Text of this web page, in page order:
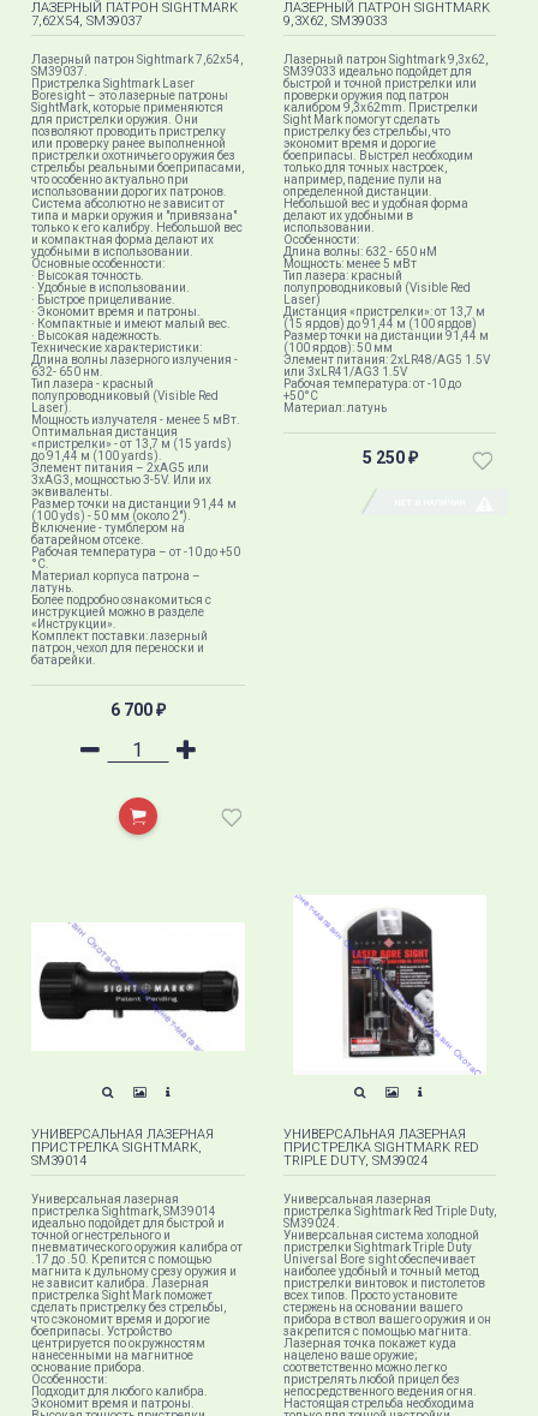
ЛАЗЕРНЫЙ ПАТРОН SIGHTMARK
7,62X54, SM39037
Лазерный патрон Sightmark 7,62x54,
SM39037.
Пристрелка Sightmark Laser
Boresight – это лазерные патроны
SightMark, которые применяются
для пристрелки оружия. Они
позволяют проводить пристрелку
или проверку ранее выполненной
пристрелки охотничьего оружия без
стрельбы реальными боеприпасами,
что особенно актуально при
использовании дорогих патронов.
Система абсолютно не зависит от
типа и марки оружия и "привязана"
только к его калибру. Небольшой вес
и компактная форма делают их
удобными в использовании.
Основные особенности:
· Высокая точность.
· Удобные в использовании.
· Быстрое прицеливание.
· Экономит время и патроны.
· Компактные и имеют малый вес.
· Высокая надежность.
Технические характеристики:
Длина волны лазерного излучения -
632- 650 нм.
Тип лазера - красный
полупроводниковый (Visible Red
Laser).
Мощность излучателя - менее 5 мВт.
Оптимальная дистанция
«пристрелки» - от 13,7 м (15 yards)
до 91,44 м (100 yards).
Элемент питания – 2хAG5 или
3хAG3, мощностью 3-5V. Или их
эквиваленты.
Размер точки на дистанции 91,44 м
(100 yds) - 50 мм (около 2").
Включение - тумблером на
батарейном отсеке.
Рабочая температура – от -10 до +50
°C.
Материал корпуса патрона –
латунь.
Более подробно ознакомиться с
инструкцией можно в разделе
«Инструкции».
Комплект поставки: лазерный
патрон, чехол для переноски и
батарейки.
6 700 ₽
ЛАЗЕРНЫЙ ПАТРОН SIGHTMARK
9,3X62, SM39033
Лазерный патрон Sightmark 9,3x62,
SM39033 идеально подойдет для
быстрой и точной пристрелки или
проверки оружия под патрон
калибром 9,3х62mm. Пристрелки
Sight Mark помогут сделать
пристрелку без стрельбы, что
экономит время и дорогие
боеприпасы. Выстрел необходим
только для точных настроек,
например, падение пули на
определенной дистанции.
Небольшой вес и удобная форма
делают их удобными в
использовании.
Особенности:
Длина волны: 632 - 650 нМ
Мощность: менее 5 мВт
Тип лазера: красный
полупроводниковый (Visible Red
Laser)
Дистанция «пристрелки»: от 13,7 м
(15 ярдов) до 91,44 м (100 ярдов)
Размер точки на дистанции 91,44 м
(100 ярдов): 50 мм
Элемент питания: 2xLR48/AG5 1.5V
или 3xLR41/AG3 1.5V
Рабочая температура: от -10 до
+50°C
Материал: латунь
5 250 ₽
УНИВЕРСАЛЬНАЯ ЛАЗЕРНАЯ
ПРИСТРЕЛКА SIGHTMARK,
SM39014
Универсальная лазерная
пристрелка Sightmark, SM39014
идеально подойдет для быстрой и
точной огнестрельного и
пневматического оружия калибра от
.17 до .50. Крепится с помощью
магнита к дульному срезу оружия и
не зависит калибра. Лазерная
пристрелка Sight Mark поможет
сделать пристрелку без стрельбы,
что сэкономит время и дорогие
боеприпасы. Устройство
центрируется по окружностям
нанесенными на магнитное
основание прибора.
Особенности:
Подходит для любого калибра.
Экономит время и патроны.
УНИВЕРСАЛЬНАЯ ЛАЗЕРНАЯ
ПРИСТРЕЛКА SIGHTMARK RED
TRIPLE DUTY, SM39024
Универсальная лазерная
пристрелка Sightmark Red Triple Duty,
SM39024.
Универсальная система холодной
пристрелки Sightmark Triple Duty
Universal Bore sight обеспечивает
наиболее удобный и точный метод
пристрелки винтовок и пистолетов
всех типов. Просто установите
стержень на основании вашего
прибора в ствол вашего оружия и он
закрепится с помощью магнита.
Лазерная точка покажет куда
нацелено ваше оружие;
соответственно можно легко
пристрелять любой прицел без
непосредственного ведения огня.
Настоящая стрельба необходима